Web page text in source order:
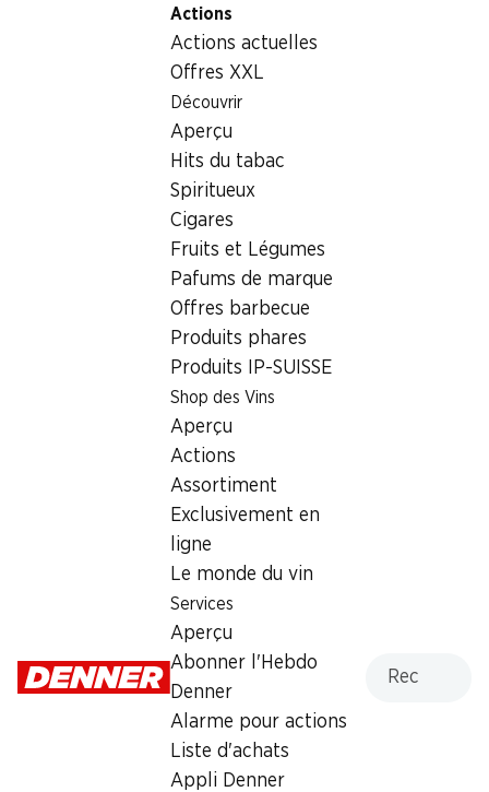
Actions
Actions actuelles
Offres XXL
Découvrir
Aperçu
Hits du tabac
Spiritueux
Cigares
Fruits et Légumes
Pafums de marque
Offres barbecue
Produits phares
Produits IP-SUISSE
Shop des Vins
Aperçu
Actions
Assortiment
Exclusivement en
ligne
Le monde du vin
Services
Aperçu
Abonner l'Hebdo
Denner
Alarme pour actions
Liste d'achats
Appli Denner
Fruits et légumes
Poivrons Kapija
Numéro d'article1006266
Les clients ont également